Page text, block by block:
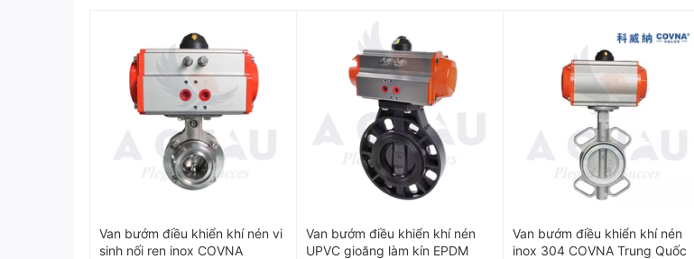
Trục van: Thép không gỉ, đảm bảo độ bền và hoạt động chính xác.
Gioăng làm kín: Cao su EPDM/NBR hoặc Teflon (PTFE), đảm bảo độ kín khít,
Bộ điều khiển điện
: Động cơ điện với điện áp phổ biến như 220V AC, 24V DC,
AC.
Model
WSBEA-10 / WSBEA-20
Xuất xứ:
Wonil - Hàn Quốc
Van bướm điều khiển khí nén vi
sinh nối ren inox COVNA
Van bướm điều khiển khí nén
UPVC gioăng làm kín EPDM
Van bướm điều khiển khí nén
inox 304 COVNA Trung Quốc